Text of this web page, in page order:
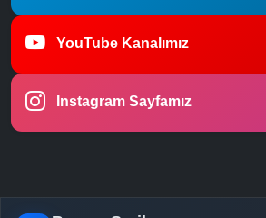
YouTube Kanalımız
Instagram Sayfamız